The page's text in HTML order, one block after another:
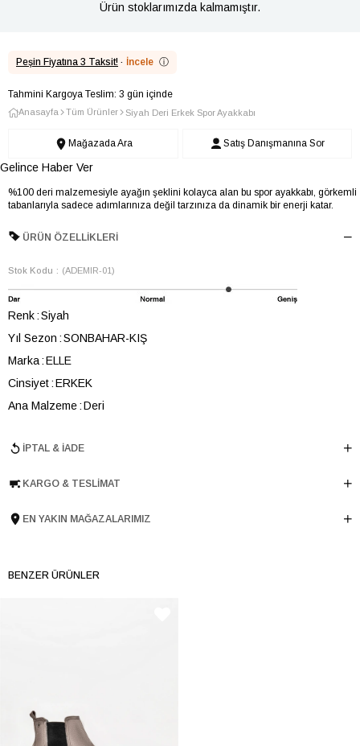
Ürün stoklarımızda kalmamıştır.
Peşin Fiyatına 3 Taksit! · İncele ⓘ
Tahmini Kargoya Teslim: 3 gün içinde
Anasayfa Tüm Ürünler Siyah Deri Erkek Spor Ayakkabı
Mağazada Ara Satış Danışmanına Sor
Gelince Haber Ver
%100 deri malzemesiyle ayağın şeklini kolayca alan bu spor ayakkabı, görkemli
tabanlarıyla sadece adımlarınıza değil tarzınıza da dinamik bir enerji katar.
ÜRÜN ÖZELLIKLERI
Stok Kodu (ADEMIR-01)
Renk Siyah
Yıl Sezon SONBAHAR-KIŞ
Marka ELLE
Cinsiyet ERKEK
Ana Malzeme Deri
Topuk Boyu 5 cm
Taban Yüksekliği 3 cm
İPTAL & İADE
KARGO & TESLIMAT
EN YAKIN MAĞAZALARIMIZ
BENZER ÜRÜNLER